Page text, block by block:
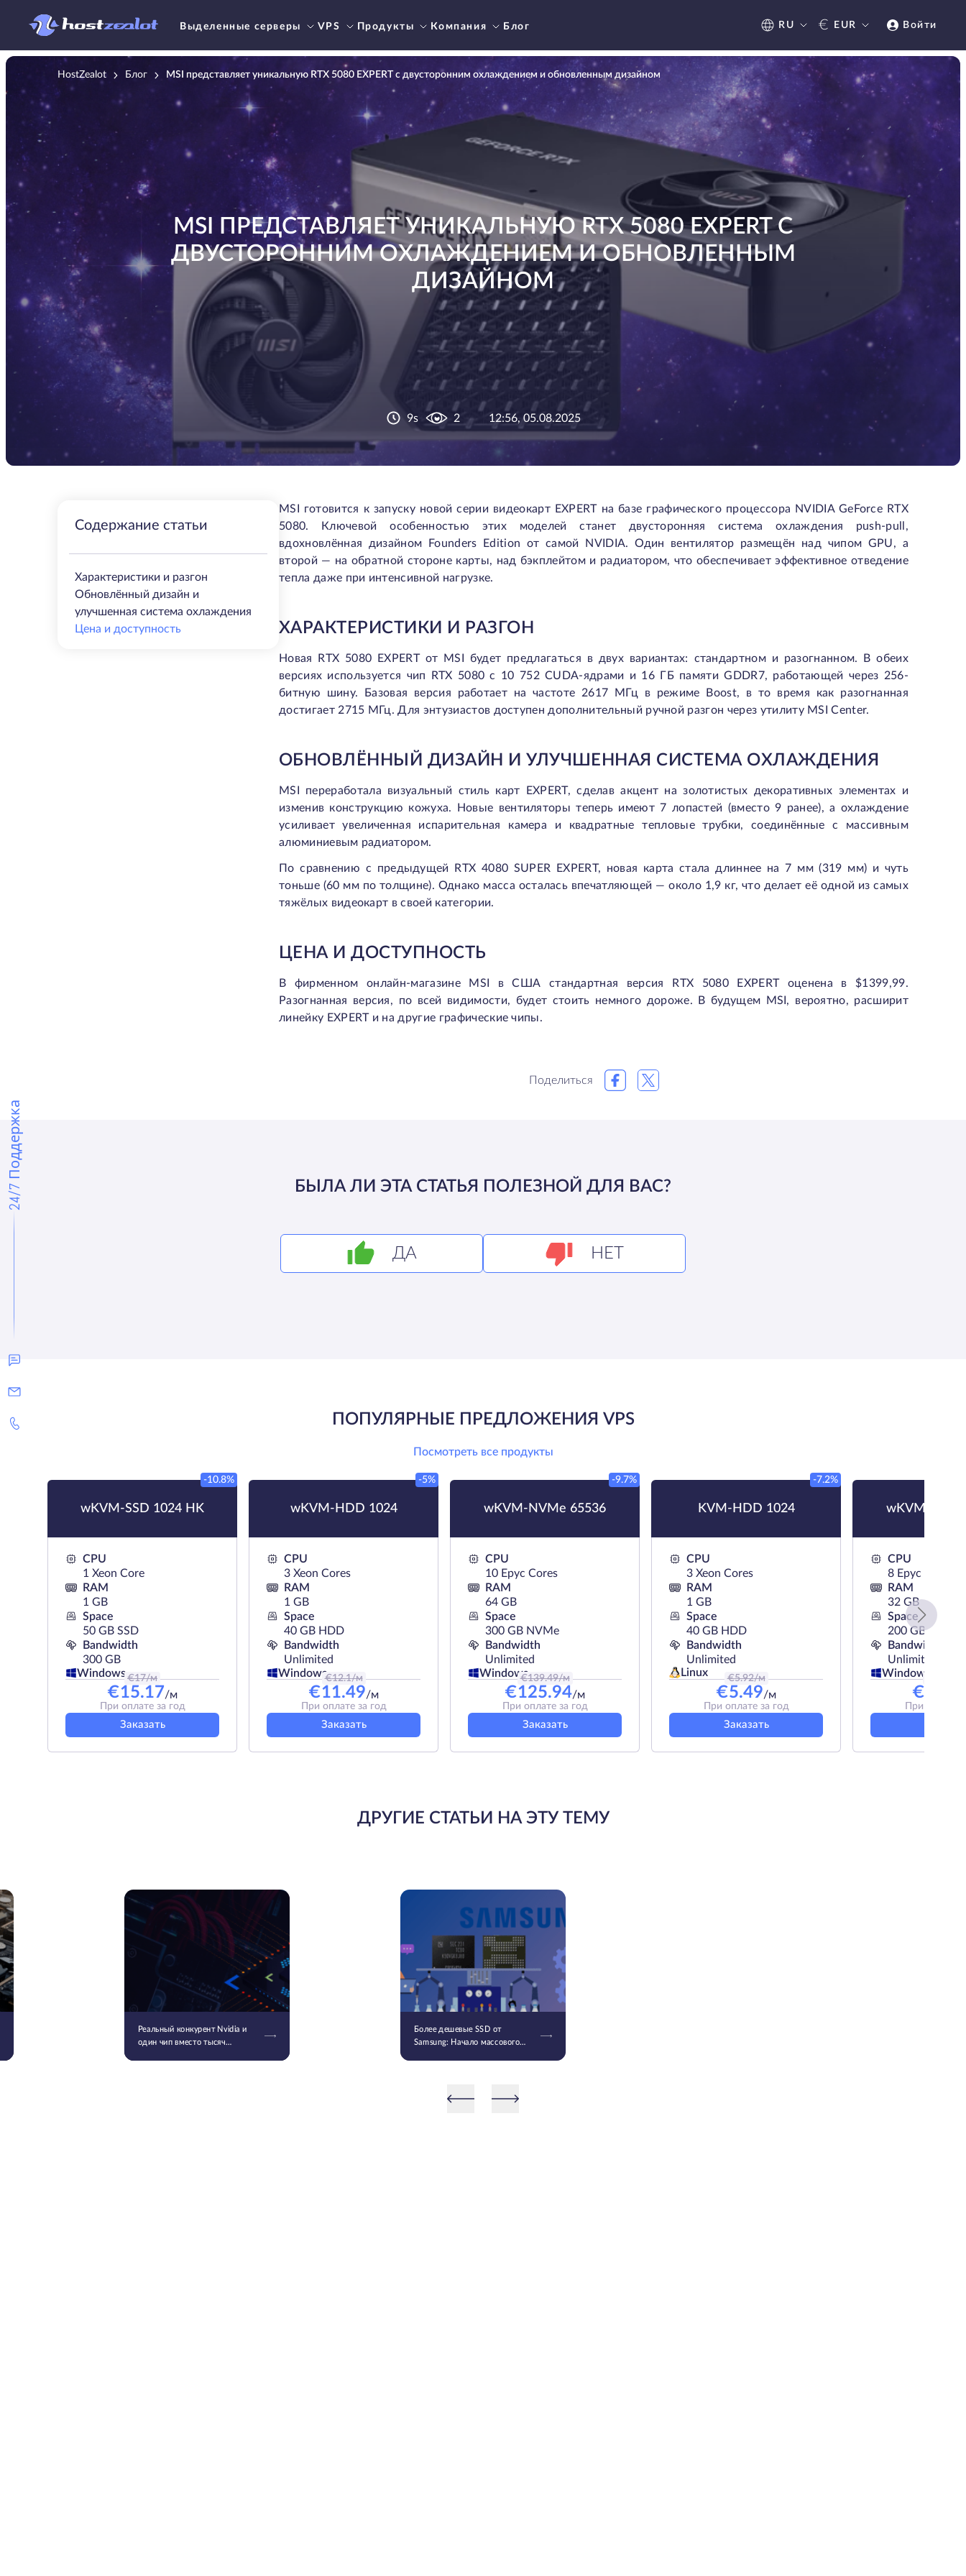
Выделенные серверы VPS Продукты Компания Блог RU € EUR Войти
24/7 Поддержка
HostZealot Блог MSI представляет уникальную RTX 5080 EXPERT с двусторонним охлаждением и обновленным дизайном
MSI ПРЕДСТАВЛЯЕТ УНИКАЛЬНУЮ RTX 5080 EXPERT С
ДВУСТОРОННИМ ОХЛАЖДЕНИЕМ И ОБНОВЛЕННЫМ
ДИЗАЙНОМ
9s 2 12:56, 05.08.2025
Содержание статьи
Характеристики и разгон
Обновлённый дизайн и
улучшенная система охлаждения
Цена и доступность
MSI готовится к запуску новой серии видеокарт EXPERT на базе графического процессора NVIDIA GeForce RTX
5080. Ключевой особенностью этих моделей станет двусторонняя система охлаждения push-pull,
вдохновлённая дизайном Founders Edition от самой NVIDIA. Один вентилятор размещён над чипом GPU, а
второй — на обратной стороне карты, над бэкплейтом и радиатором, что обеспечивает эффективное отведение
тепла даже при интенсивной нагрузке.
ХАРАКТЕРИСТИКИ И РАЗГОН
Новая RTX 5080 EXPERT от MSI будет предлагаться в двух вариантах: стандартном и разогнанном. В обеих
версиях используется чип RTX 5080 с 10 752 CUDA-ядрами и 16 ГБ памяти GDDR7, работающей через 256-
битную шину. Базовая версия работает на частоте 2617 МГц в режиме Boost, в то время как разогнанная
достигает 2715 МГц. Для энтузиастов доступен дополнительный ручной разгон через утилиту MSI Center.
ОБНОВЛЁННЫЙ ДИЗАЙН И УЛУЧШЕННАЯ СИСТЕМА ОХЛАЖДЕНИЯ
MSI переработала визуальный стиль карт EXPERT, сделав акцент на золотистых декоративных элементах и
изменив конструкцию кожуха. Новые вентиляторы теперь имеют 7 лопастей (вместо 9 ранее), а охлаждение
усиливает увеличенная испарительная камера и квадратные тепловые трубки, соединённые с массивным
алюминиевым радиатором.
По сравнению с предыдущей RTX 4080 SUPER EXPERT, новая карта стала длиннее на 7 мм (319 мм) и чуть
тоньше (60 мм по толщине). Однако масса осталась впечатляющей — около 1,9 кг, что делает её одной из самых
тяжёлых видеокарт в своей категории.
ЦЕНА И ДОСТУПНОСТЬ
В фирменном онлайн-магазине MSI в США стандартная версия RTX 5080 EXPERT оценена в $1399,99.
Разогнанная версия, по всей видимости, будет стоить немного дороже. В будущем MSI, вероятно, расширит
линейку EXPERT и на другие графические чипы.
Поделиться
БЫЛА ЛИ ЭТА СТАТЬЯ ПОЛЕЗНОЙ ДЛЯ ВАС?
ДА НЕТ
ПОПУЛЯРНЫЕ ПРЕДЛОЖЕНИЯ VPS
Посмотреть все продукты
wKVM-SSD 1024 HK
-10.8%
CPU
1 Xeon Core
RAM
1 GB
Space
50 GB SSD
Bandwidth
300 GB
Windows €17/м
€15.17/м
При оплате за год
Заказать
wKVM-HDD 1024
-5%
CPU
3 Xeon Cores
RAM
1 GB
Space
40 GB HDD
Bandwidth
Unlimited
Windows€12.1/м
€11.49/м
При оплате за год
Заказать
wKVM-NVMe 65536
-9.7%
CPU
10 Epyc Cores
RAM
64 GB
Space
300 GB NVMe
Bandwidth
Unlimited
Windows
€139.49/м
€125.94/м
При оплате за год
Заказать
KVM-HDD 1024
-7.2%
CPU
3 Xeon Cores
RAM
1 GB
Space
40 GB HDD
Bandwidth
Unlimited
Linux
€5.92/м
€5.49/м
При оплате за год
Заказать
wKVM-
CPU
8 Epyc Cores
RAM
32 GB
Space
200 GB NVMe
Bandwidth
Unlimited
Windows
€
При оплате
ДРУГИЕ СТАТЬИ НА ЭТУ ТЕМУ
Реальный конкурент Nvidia и
один чип вместо тысяч
Более дешевые SSD от
Samsung: Начало массового